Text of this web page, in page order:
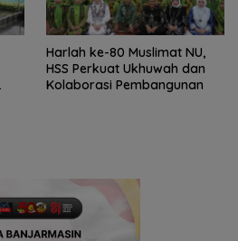
Harlah ke-80 Muslimat NU,
HSS Perkuat Ukhuwah dan
Kolaborasi Pembangunan